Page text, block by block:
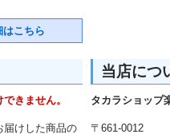
はこちら
きません。
届けした商品の
当店につ
タカラショップ
〒661-0012